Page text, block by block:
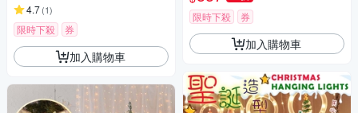
4.7(1)
限時下殺 券
加入購物車
限時下殺 券
加入購物車